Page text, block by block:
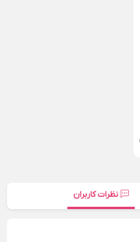
نظرات کاربران